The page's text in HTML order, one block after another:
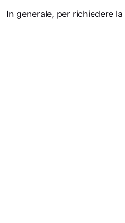
In generale, per richiedere